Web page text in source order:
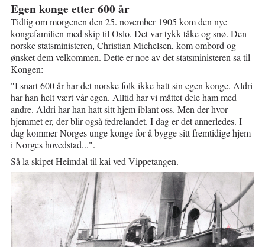
Egen konge etter 600 år
Tidlig om morgenen den 25. november 1905 kom den nye
kongefamilien med skip til Oslo. Det var tykk tåke og snø. Den
norske statsministeren, Christian Michelsen, kom ombord og
ønsket dem velkommen. Dette er noe av det statsministeren sa til
Kongen:
"I snart 600 år har det norske folk ikke hatt sin egen konge. Aldri
har han helt vært vår egen. Alltid har vi måttet dele ham med
andre. Aldri har han hatt sitt hjem iblant oss. Men der hvor
hjemmet er, der blir også fedrelandet. I dag er det annerledes. I
dag kommer Norges unge konge for å bygge sitt fremtidige hjem
i Norges hovedstad...".
Så la skipet Heimdal til kai ved Vippetangen.